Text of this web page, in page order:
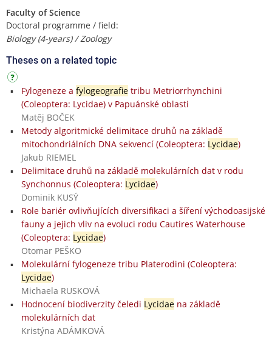
Faculty of Science
Doctoral programme / field:
Biology (4-years) / Zoology
Theses on a related topic
Fylogeneze a fylogeografietribu Metriorrhynchini
(Coleoptera: Lycidae) v Papuánské oblasti
Matěj BOČEK
Metody algoritmické delimitace druhů na základě
mitochondriálních DNA sekvencí (Coleoptera: Lycidae)
Jakub RIEMEL
Delimitace druhů na základě molekulárních dat v rodu
Synchonnus (Coleoptera: Lycidae)
Dominik KUSÝ
Role bariér ovlivňujících diversifikaci a šíření východoasijské
fauny a jejich vliv na evoluci rodu Cautires Waterhouse
(Coleoptera: Lycidae)
Otomar PEŠKO
Molekulární fylogeneze tribu Platerodini (Coleoptera:
Lycidae)
Michaela RUSKOVÁ
Hodnocení biodiverzity čeledi Lycidaena základě
molekulárních dat
Kristýna ADÁMKOVÁ